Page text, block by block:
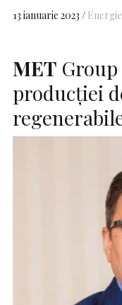
13 ianuarie 2023 Energie
MET
producției